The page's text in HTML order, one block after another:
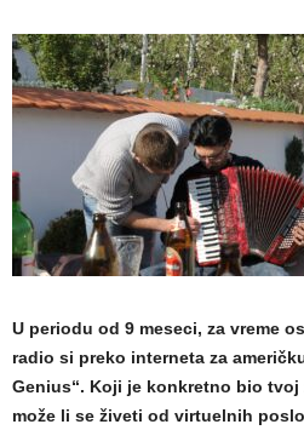
U periodu od 9 meseci, za vreme
radio si preko interneta za
Genius“. Koji je konkretno bio
može li se živeti od virtuelnih